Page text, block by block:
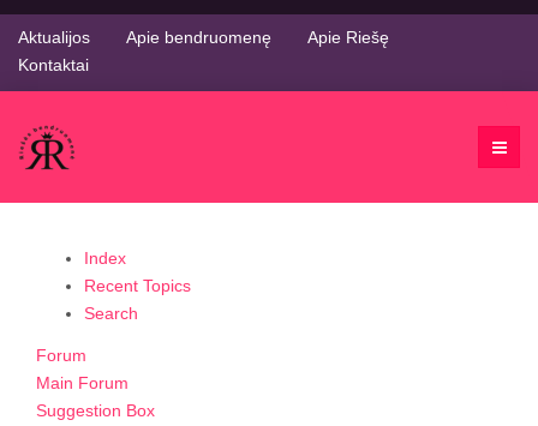
Aktualijos Apie bendruomenę
Apie Riešę
Kontaktai
Index
Recent Topics
Search
Forum
Main Forum
Suggestion Box